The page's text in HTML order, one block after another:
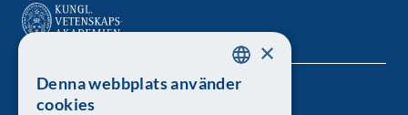
Kungl. Vetenskapsakademien SWEDISH
×
Denna webbplats använder
cookies